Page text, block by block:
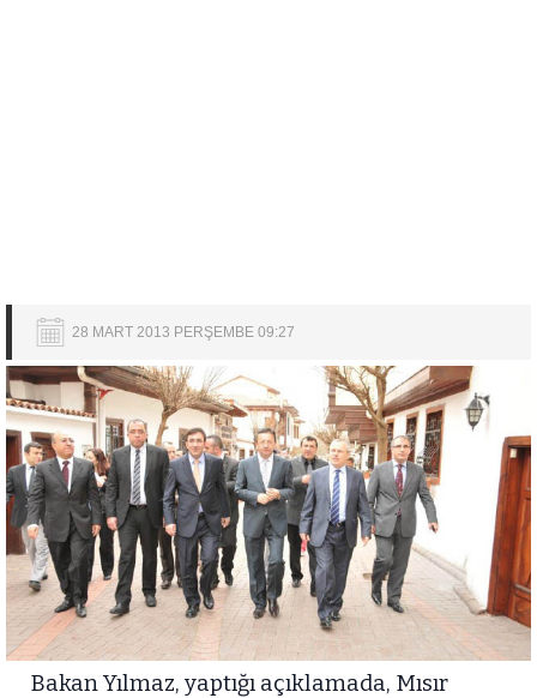
28 MART 2013 PERŞEMBE 09:27
Bakan Yılmaz, yaptığı açıklamada, Mısır